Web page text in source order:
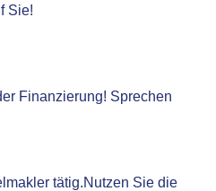
Sie!
Finanzierung! Sprechen
tätig.Nutzen Sie die